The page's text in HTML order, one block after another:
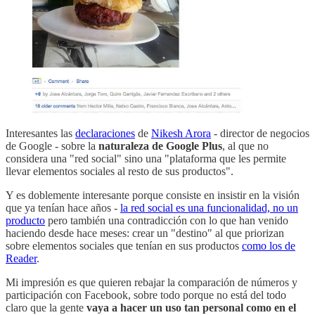
Interesantes las declaraciones de Nikesh Arora - director de negocios
de Google - sobre la naturaleza de Google Plus, al que no
considera una "red social" sino una "plataforma que les permite
llevar elementos sociales al resto de sus productos".
Y es doblemente interesante porque consiste en insistir en la visión
que ya tenían hace años - la red social es una funcionalidad, no un
producto pero también una contradicción con lo que han venido
haciendo desde hace meses: crear un "destino" al que priorizan
sobre elementos sociales que tenían en sus productos como los de
Reader.
Mi impresión es que quieren rebajar la comparación de números y
participación con Facebook, sobre todo porque no está del todo
claro que la gente vaya a hacer un uso tan personal como en el